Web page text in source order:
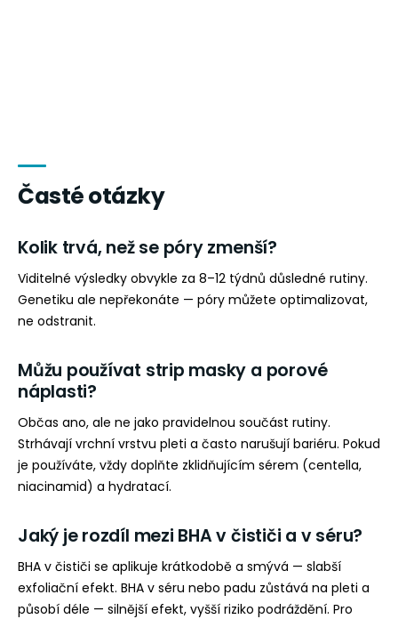
Časté otázky
Kolik trvá, než se póry zmenší?
Viditelné výsledky obvykle za 8–12 týdnů důsledné rutiny.
Genetiku ale nepřekonáte — póry můžete optimalizovat,
ne odstranit.
Můžu používat strip masky a porové
náplasti?
Občas ano, ale ne jako pravidelnou součást rutiny.
Strhávají vrchní vrstvu pleti a často narušují bariéru. Pokud
je používáte, vždy doplňte zklidňujícím sérem (centella,
niacinamid) a hydratací.
Jaký je rozdíl mezi BHA v čističi a v séru?
BHA v čističi se aplikuje krátkodobě a smývá — slabší
exfoliační efekt. BHA v séru nebo padu zůstává na pleti a
působí déle — silnější efekt, vyšší riziko podráždění. Pro